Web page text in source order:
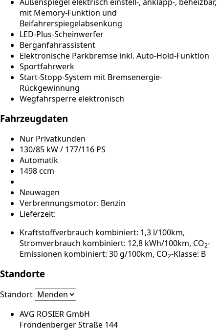
mit Memory-Funktion und
Beifahrerspiegelabsenkung
LED-Plus-Scheinwerfer
Berganfahrassistent
Elektronische Parkbremse inkl. Auto-Hold-Funktion
Sportfahrwerk
Start-Stopp-System mit Bremsenergie-
Rückgewinnung
Wegfahrsperre elektronisch
Fahrzeugdaten
Nur Privatkunden
130/85 kW / 177/116 PS
Automatik
1498 ccm
Neuwagen
Verbrennungsmotor: Benzin
Lieferzeit:
Kraftstoffverbrauch kombiniert: 1,3 l/100km,
Stromverbrauch kombiniert: 12,8 kWh/100km, CO2-
Emissionen kombiniert: 30 g/100km, CO2-Klasse: B
Standorte
Standort
AVG ROSIER GmbH
Fröndenberger Straße 144